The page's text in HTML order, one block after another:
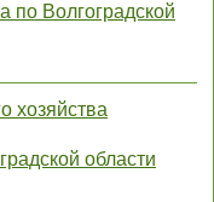
по Волгоградской
хозяйства
области